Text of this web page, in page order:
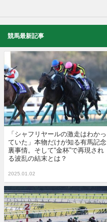
競馬最新記事
「シャフリヤールの激走はわかっ
ていた」本物だけが知る有馬記念
裏事情。そして“金杯”で再現され
る波乱の結末とは？
2025.01.02